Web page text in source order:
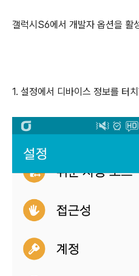
갤럭시S6에서 개발자 옵션을 활
1. 설정에서 디바이스 정보를 터